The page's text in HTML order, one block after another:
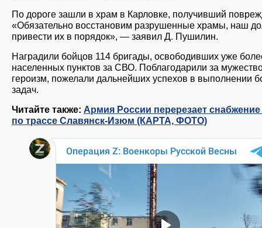
По дороге зашли в храм в Карловке, получивший
«Обязательно восстановим разрушенные храмы, наш
привести их в порядок», — заявил Д. Пушилин.
Наградили бойцов 114 бригады, освободивших уже
населенных пунктов за СВО. Поблагодарили за
героизм, пожелали дальнейших успехов в выполнении
задач.
Читайте также: Армия России перерезает снабжение
по трассе Славянск-Изюм (КАРТА, ФОТО)